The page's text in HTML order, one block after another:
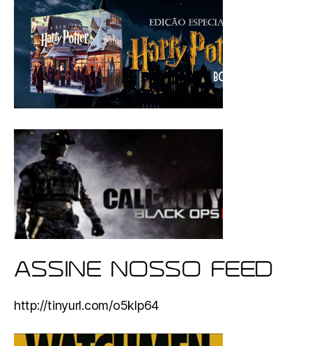
ASSINE NOSSO FEED
http://tinyurl.com/o5klp64